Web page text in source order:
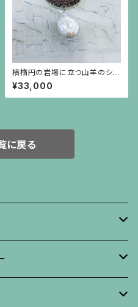
横楕円の岩場に立つ山羊のシル
バープレートに白い大粒バロッ
クパールが揺れるブローチ兼ペ
ンダント
¥33,000
に戻る